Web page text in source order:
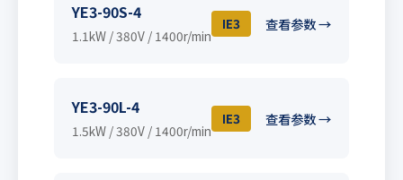
YE3-90S-4
1.1kW / 380V / 1400r/min
IE3 查看参数 →
YE3-90L-4
1.5kW / 380V / 1400r/min
IE3 查看参数 →